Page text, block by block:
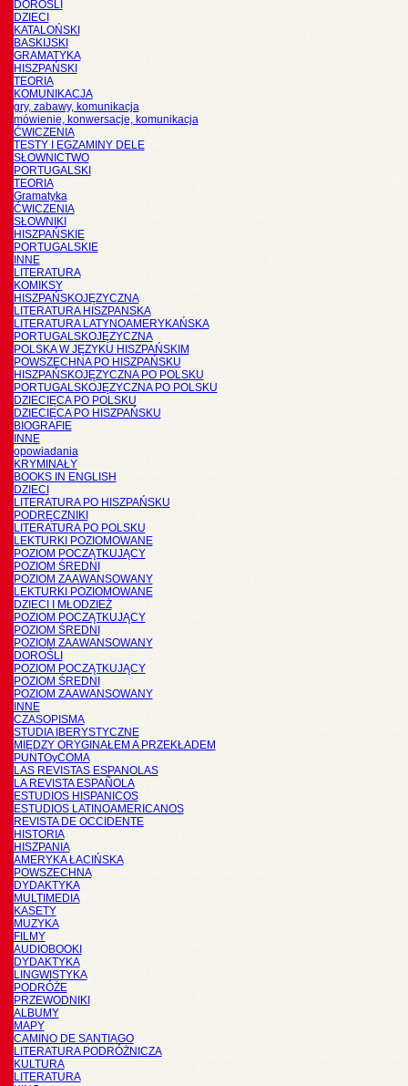
DOROŚLI
DZIECI
KATALOŃSKI
BASKIJSKI
GRAMATYKA
HISZPAŃSKI
TEORIA
KOMUNIKACJA
gry, zabawy, komunikacja
mówienie, konwersacje, komunikacja
ĆWICZENIA
TESTY I EGZAMINY DELE
SŁOWNICTWO
PORTUGALSKI
TEORIA
Gramatyka
ĆWICZENIA
SŁOWNIKI
HISZPAŃSKIE
PORTUGALSKIE
INNE
LITERATURA
KOMIKSY
HISZPAŃSKOJĘZYCZNA
LITERATURA HISZPANSKA
LITERATURA LATYNOAMERYKAŃSKA
PORTUGALSKOJĘZYCZNA
POLSKA W JĘZYKU HISZPAŃSKIM
POWSZECHNA PO HISZPAŃSKU
HISZPAŃSKOJĘZYCZNA PO POLSKU
PORTUGALSKOJĘZYCZNA PO POLSKU
DZIECIĘCA PO POLSKU
DZIECIĘCA PO HISZPAŃSKU
BIOGRAFIE
INNE
opowiadania
KRYMINAŁY
BOOKS IN ENGLISH
DZIECI
LITERATURA PO HISZPAŃSKU
PODRĘCZNIKI
LITERATURA PO POLSKU
LEKTURKI POZIOMOWANE
POZIOM POCZĄTKUJĄCY
POZIOM ŚREDNI
POZIOM ZAAWANSOWANY
LEKTURKI POZIOMOWANE
DZIECI I MŁODZIEŻ
POZIOM POCZĄTKUJĄCY
POZIOM ŚREDNI
POZIOM ZAAWANSOWANY
DOROŚLI
POZIOM POCZĄTKUJĄCY
POZIOM ŚREDNI
POZIOM ZAAWANSOWANY
INNE
CZASOPISMA
STUDIA IBERYSTYCZNE
MIĘDZY ORYGINAŁEM A PRZEKŁADEM
PUNTOyCOMA
LAS REVISTAS ESPANOLAS
LA REVISTA ESPAÑOLA
ESTUDIOS HISPANICOS
ESTUDIOS LATINOAMERICANOS
REVISTA DE OCCIDENTE
HISTORIA
HISZPANIA
AMERYKA ŁACIŃSKA
POWSZECHNA
DYDAKTYKA
MULTIMEDIA
KASETY
MUZYKA
FILMY
AUDIOBOOKI
DYDAKTYKA
LINGWISTYKA
PODRÓŻE
PRZEWODNIKI
ALBUMY
MAPY
CAMINO DE SANTIAGO
LITERATURA PODRÓŻNICZA
KULTURA
LITERATURA